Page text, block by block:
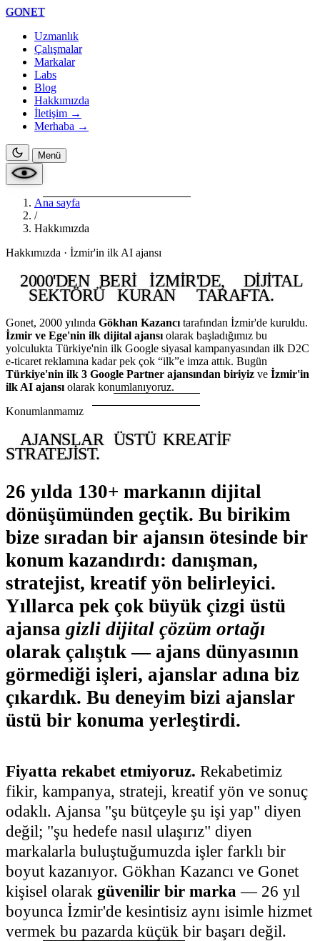
GONET
Uzmanlık
Çalışmalar
Markalar
Labs
Blog
Hakkımızda
İletişim →
Merhaba →
Menü
Ana sayfa
/
Hakkımızda
Hakkımızda · İzmir'in ilk AI ajansı
2000'DEN BERI İZMIR'DE, DIJITAL
SEKTÖRÜ KURAN TARAFTA.
Gonet, 2000 yılında Gökhan Kazancı tarafından İzmir'de kuruldu.
İzmir ve Ege'nin ilk dijital ajansı olarak başladığımız bu
yolculukta Türkiye'nin ilk Google siyasal kampanyasından ilk D2C
e-ticaret reklamına kadar pek çok “ilk”e imza attık. Bugün
Türkiye'nin ilk 3 Google Partner ajansından biriyiz ve İzmir'in
ilk AI ajansı olarak konumlanıyoruz.
Konumlanmamız
AJANSLAR ÜSTÜ KREATIF
STRATEJIST.
26 yılda 130+ markanın dijital
dönüşümünden geçtik. Bu birikim
bize sıradan bir ajansın ötesinde bir
konum kazandırdı: danışman,
stratejist, kreatif yön belirleyici.
Yıllarca pek çok büyük çizgi üstü
ajansa gizli dijital çözüm ortağı
olarak çalıştık — ajans dünyasının
görmediği işleri, ajanslar adına biz
çıkardık. Bu deneyim bizi ajanslar
üstü bir konuma yerleştirdi.
Fiyatta rekabet etmiyoruz. Rekabetimiz
fikir, kampanya, strateji, kreatif yön ve sonuç
odaklı. Ajansa "şu bütçeyle şu işi yap" diyen
değil; "şu hedefe nasıl ulaşırız" diyen
markalarla buluştuğumuzda işler farklı bir
boyut kazanıyor. Gökhan Kazancı ve Gonet
kişisel olarak güvenilir bir marka — 26 yıl
boyunca İzmir'de kesintisiz aynı isimle hizmet
vermek bu pazarda küçük bir başarı değil.